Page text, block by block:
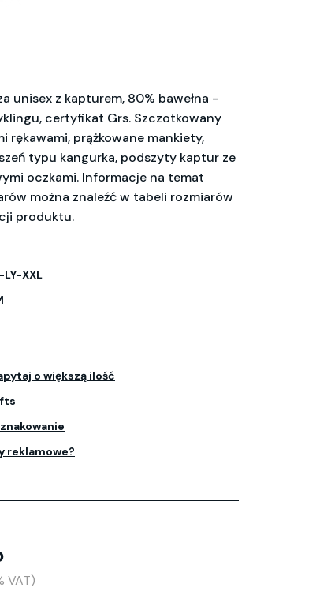
unisex z kapturem, 80% bawełna -
certyfikat Grs. Szczotkowany
rękawami, prążkowane mankiety,
typu kangurka, podszyty kaptur ze
oczkami. Informacje na temat
można znaleźć w tabeli rozmiarów
produktu.
XXL
o większą ilość
reklamowe?
VAT)